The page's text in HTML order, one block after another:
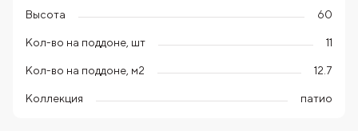
Высота 60
Кол-во на поддоне, шт 11
Кол-во на поддоне, м2 12.7
Коллекция патио